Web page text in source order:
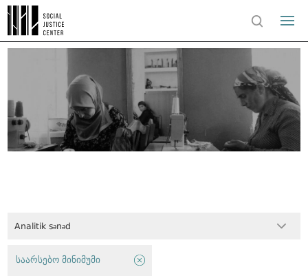
Analitik sənəd
საარსებო მინიმუმი